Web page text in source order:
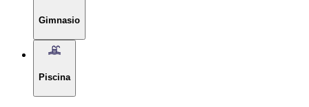
Gimnasio
Piscina